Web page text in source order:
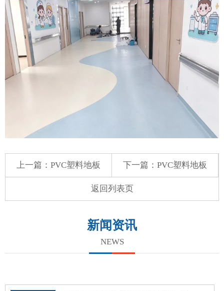
上一篇： PVC塑料地板 下一篇： PVC塑料地板
返回列表页
新闻资讯
NEWS